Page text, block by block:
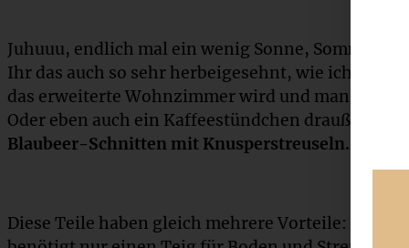
Juhuuu, endlich mal ein wenig Sonne,
Ihr das auch so sehr herbeigesehnt, wie ich? Ich
das erweiterte Wohnzimmer wird und man lange
Oder eben auch ein Kaffeestündchen draußen und
Blaubeer-Schnitten mit Knusperstreuseln.
Diese Teile haben gleich mehrere Vorteile: Sie